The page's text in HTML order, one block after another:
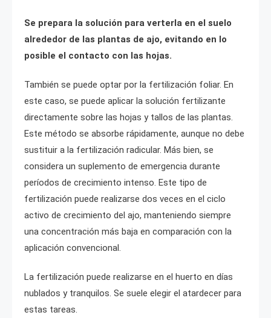
Se prepara la solución para verterla en el suelo
alrededor de las plantas de ajo, evitando en lo
posible el contacto con las hojas.
También se puede optar por la fertilización foliar. En
este caso, se puede aplicar la solución fertilizante
directamente sobre las hojas y tallos de las plantas.
Este método se absorbe rápidamente, aunque no debe
sustituir a la fertilización radicular. Más bien, se
considera un suplemento de emergencia durante
períodos de crecimiento intenso. Este tipo de
fertilización puede realizarse dos veces en el ciclo
activo de crecimiento del ajo, manteniendo siempre
una concentración más baja en comparación con la
aplicación convencional.
La fertilización puede realizarse en el huerto en días
nublados y tranquilos. Se suele elegir el atardecer para
estas tareas.